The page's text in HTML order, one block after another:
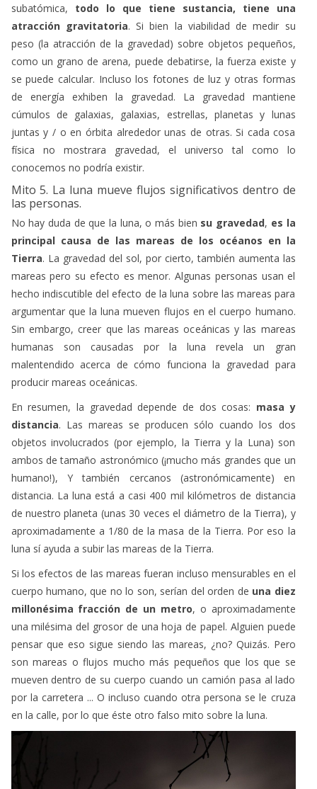
subatómica,
todo lo que tiene sustancia, tiene una
atracción gravitatoria. Si bien la viabilidad de medir su
peso (la atracción de la gravedad) sobre objetos pequeños,
como un grano de arena, puede debatirse, la fuerza existe y
se puede calcular. Incluso los fotones de luz y otras formas
de energía exhiben la gravedad. La gravedad mantiene
cúmulos de galaxias, galaxias, estrellas, planetas y lunas
juntas y / o en órbita alrededor unas de otras. Si cada cosa
física no mostrara gravedad, el universo tal como lo
conocemos no podría existir.
Mito 5. La luna mueve flujos significativos dentro de
las personas.
No hay duda de que la luna, o más bien su gravedad, es la
principal causa de las mareas de los océanos en la
Tierra. La gravedad del sol, por cierto, también aumenta las
mareas pero su efecto es menor. Algunas personas usan el
hecho indiscutible del efecto de la luna sobre las mareas para
argumentar que la luna mueven flujos en el cuerpo humano.
Sin embargo, creer que las mareas oceánicas y las mareas
humanas son causadas por la luna revela un gran
malentendido acerca de cómo funciona la gravedad para
producir mareas oceánicas.
En resumen, la gravedad depende de dos cosas: masa y
distancia. Las mareas se producen sólo cuando los dos
objetos involucrados (por ejemplo, la Tierra y la Luna) son
ambos de tamaño astronómico (¡mucho más grandes que un
humano!), Y también cercanos (astronómicamente) en
distancia. La luna está a casi 400 mil kilómetros de distancia
de nuestro planeta (unas 30 veces el diámetro de la Tierra), y
aproximadamente a 1/80 de la masa de la Tierra. Por eso la
luna sí ayuda a subir las mareas de la Tierra.
Si los efectos de las mareas fueran incluso mensurables en el
cuerpo humano, que no lo son, serían del orden de una diez
millonésima fracción de un metro, o aproximadamente
una milésima del grosor de una hoja de papel. Alguien puede
pensar que eso sigue siendo las mareas, ¿no? Quizás. Pero
son mareas o flujos mucho más pequeños que los que se
mueven dentro de su cuerpo cuando un camión pasa al lado
por la carretera ... O incluso cuando otra persona se le cruza
en la calle, por lo que éste otro falso mito sobre la luna.